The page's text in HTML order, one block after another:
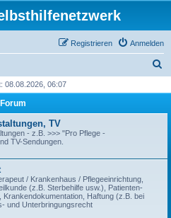
Anmelden
Registrieren
h
08.08.2026, 06:07
Forum
TV
- z.B. >>> "Pro Pflege -
TV-Sendungen.
/ Krankenhaus / Pflegeeinrichtung,
(z.B. Sterbehilfe usw.), Patienten-
Haftung (z.B. bei
und Unterbringungsrecht